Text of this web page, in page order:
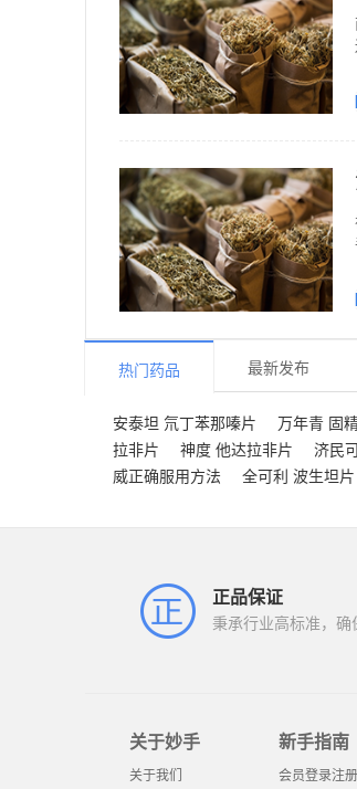
热门药品 最新发布
安泰坦 氘丁苯那嗪片 万年青 固
拉非片
神度 他达拉非片 济民
威正确服用方法
全可利 波生坦片
正品保证
秉承行业高标准，确
关于妙手
关于我们
新手指南
会员登录注册